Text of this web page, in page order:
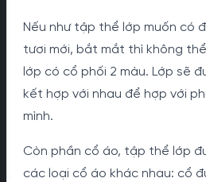
Nếu như tập thể lớp muốn có
tươi mới, bắt mắt thì không
lớp có cổ phối 2 màu. Lớp sẽ
kết hợp với nhau để hợp với
mình.
Còn phần cổ áo, tập thể lớp
các loại cổ áo khác nhau: cổ